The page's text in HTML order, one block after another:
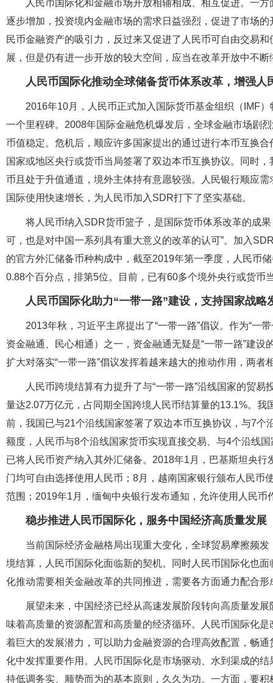
人民币国际化和金融市场开放相辅相成、相互促进。一
逐步增加，投资境内金融市场的需求日益强烈，促进了市场
民币金融资产的吸引力，反过来又促进了人民币可自由交易
展，但是仍有进一步开放的较大空间，应当在改革开放中不断
人民币国际化推动全球储备货币体系改革，增强人
2016年10月，人民币正式加入国际货币基金组织（IMF
一个里程碑。2008年国际金融危机爆发后，全球金融市场剧
币值稳定。危机后，顺应许多国家提出的通过进行本币互换
国家或地区央行或货币当局签署了双边本币互换协议。同时
币且处于升值通道，境外主体持有意愿较强。人民银行顺应
国际使用快速增长，为人民币加入SDR打下了坚实基础。
将人民币纳入SDR货币篮子，是国际货币体系改革的成
可，也是对中国一系列具有重大意义的改革的认可”。加入
的官方外汇储备币种构成中，截至2019年第一季度，人民币
0.88个百分点，排第5位。目前，已有60多个境外央行或货币
人民币国际化助力“一带一路”建设，支持国家战略
2013年秋，习近平主席提出了“一带一路”倡议。作为“一
资金融通、民心相通）之一，资金融通无疑是“一带一路”建
扩大对落实“一带一路”倡议发挥着越来越大的推动作用，两者
人民币跨境结算有力提升了与“一带一路”沿线国家的贸
量达2.07万亿元，占同期全国跨境人民币结算量的13.1%。我
前，我国已与21个沿线国家签署了双边本币互换协议，与7
额度，人民币与8个沿线国家货币实现直接交易、与4个沿线
已将人民币资产纳入其外汇储备。2018年1月，巴基斯坦央
门均可自由选择使用人民币；8月，越南国家银行颁布人民
范围；2019年1月，缅甸中央银行发布通知，允许使用人民币
稳步推进人民币国际化，服务中国经济高质量发展
当前国际经济金融格局出现重大变化，全球贸易摩擦频
境结算，人民币国际化面临新的契机。同时人民币国际化也
化推动需要相关金融改革的共同推进，需要各方面通力配合形
展望未来，中国经济已经从高速发展阶段转向高质量发
味着高质量的资源配置和高质量的经济循环。人民币国际化
着巨大的发展潜力，可以助力金融资源的合理高效配置，畅
化中发挥重要作用。人民币国际化是市场驱动、水到渠成的
持低调务实、顺势而为的基本原则，久久为功。一方面，要